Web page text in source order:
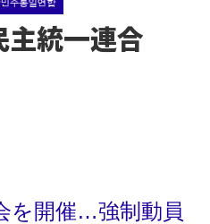
統一連合
を開催…強制動員